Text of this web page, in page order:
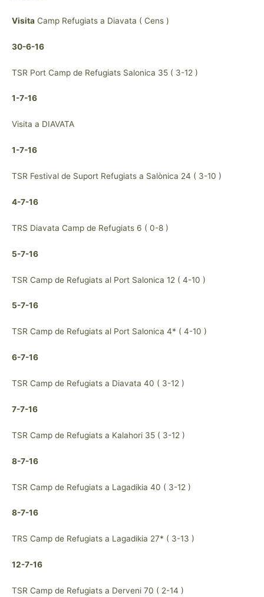
Visita Camp Refugiats a Diavata ( Cens )
30-6-16
TSR Port Camp de Refugiats Salonica 35 ( 3-12 )
1-7-16
Visita a DIAVATA
1-7-16
TSR Festival de Suport Refugiats a Salònica 24 ( 3-10 )
4-7-16
TRS Diavata Camp de Refugiats 6 ( 0-8 )
5-7-16
TSR Camp de Refugiats al Port Salonica 12 ( 4-10 )
5-7-16
TSR Camp de Refugiats al Port Salonica 4* ( 4-10 )
6-7-16
TSR Camp de Refugiats a Diavata 40 ( 3-12 )
7-7-16
TSR Camp de Refugiats a Kalahori 35 ( 3-12 )
8-7-16
TSR Camp de Refugiats a Lagadikia 40 ( 3-12 )
8-7-16
TRS Camp de Refugiats a Lagadikia 27* ( 3-13 )
12-7-16
TSR Camp de Refugiats a Derveni 70 ( 2-14 )